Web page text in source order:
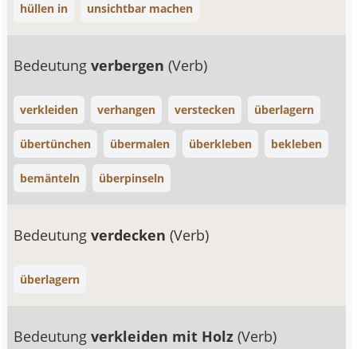
hüllen in unsichtbar machen
Bedeutungverbergen(Verb)
verkleiden verhangen verstecken überlagern
übertünchen übermalen überkleben bekleben
bemänteln überpinseln
Bedeutungverdecken(Verb)
überlagern
Bedeutungverkleiden mit Holz(Verb)